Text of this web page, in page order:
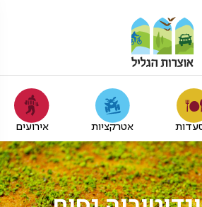
אטרקציות אירועים